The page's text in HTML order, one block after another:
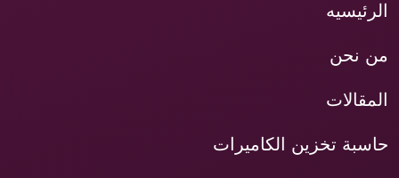
الرئيسيه
من نحن
المقالات
حاسبة تخزين الكاميرات